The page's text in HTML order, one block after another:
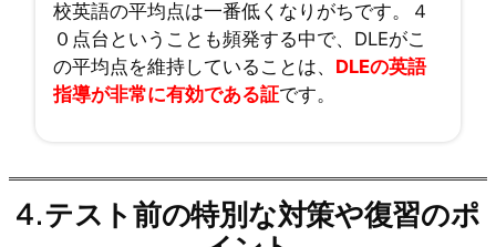
校英語の平均点は一番低くなりがちです。４
０点台ということも頻発する中で、DLEがこ
の平均点を維持していることは、 DLEの英語
指導が非常に有効である証です。
4.テスト前の特別な対策や復習のポ